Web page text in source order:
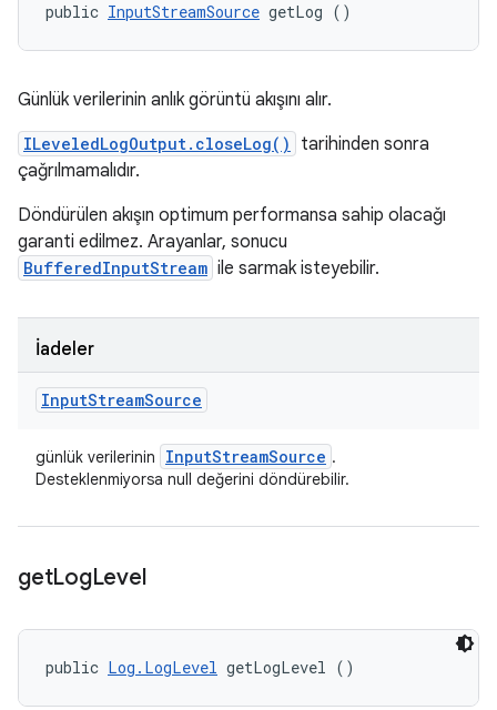
public InputStreamSource getLog ()
Günlük verilerinin anlık görüntü akışını alır.
ILeveledLogOutput.closeLog()
tarihinden sonra
çağrılmamalıdır.
Döndürülen akışın optimum performansa sahip olacağı
garanti edilmez. Arayanlar, sonucu
BufferedInputStream ile sarmak isteyebilir.
İadeler
InputStreamSource
günlük verilerinin InputStreamSource .
Desteklenmiyorsa null değerini döndürebilir.
getLogLevel
public Log.LogLevel getLogLevel ()